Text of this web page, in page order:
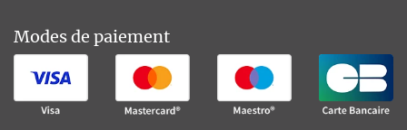
Modes de paiement